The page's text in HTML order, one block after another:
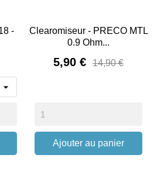
-
Clearomiseur - PRECO MTL
0.9 Ohm...
Prix
5,90 € 14,90 €
Ajouter au panier